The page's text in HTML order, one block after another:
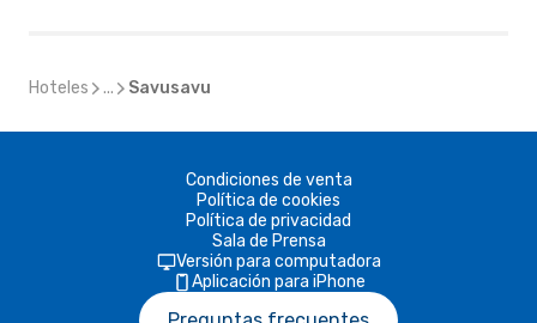
Hoteles ... Savusavu
Condiciones de venta
Política de cookies
Política de privacidad
Sala de Prensa
Versión para computadora
Aplicación para iPhone